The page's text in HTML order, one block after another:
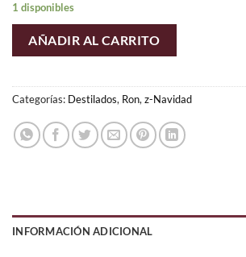
original
era:
$169.000.
1 disponibles
AÑADIR AL CARRITO
Categorías: Destilados, Ron, z-Navidad
INFORMACIÓN ADICIONAL